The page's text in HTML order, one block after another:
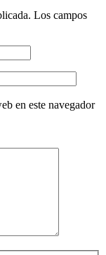
Los campos
en este navegador